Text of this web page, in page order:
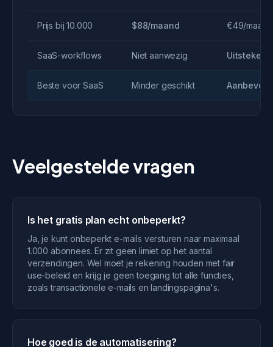
Prijs bij 10.000 $88/maand €49/maand
SaaS-workflows Niet aanwezig Uitstekend
Beste voor SaaS Minder geschikt
Veelgestelde vragen
Is het gratis plan echt onbeperkt?
Ja, je kunt onbeperkt e-mails versturen naar maximaal
1.000 abonnees. Er zit geen limiet op het aantal
verzendingen. Wel moet je rekening houden met fair
use-beleid en krijg je geen toegang tot alle functies,
zoals transactionele e-mails en landingspagina's.
Hoe goed is de automatisering?